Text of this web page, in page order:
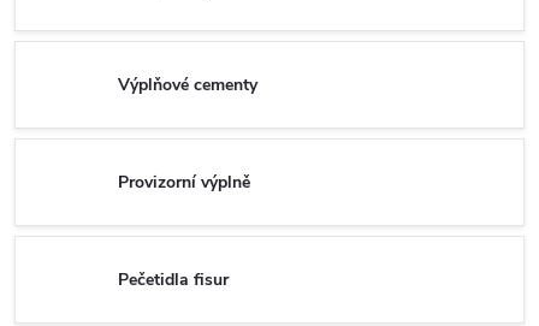
Výplňové cementy
Provizorní výplně
Pečetidla fisur